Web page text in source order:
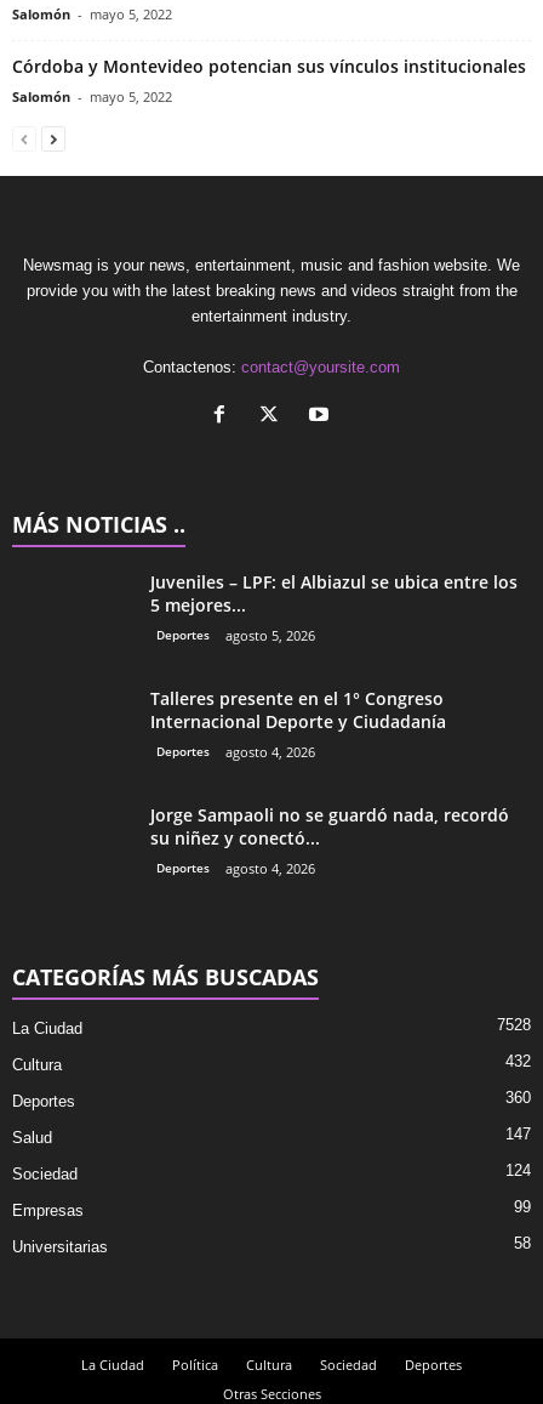
Salomón - mayo 5, 2022
Córdoba y Montevideo potencian sus vínculos institucionales
Salomón - mayo 5, 2022
Newsmag is your news, entertainment, music and fashion website. We
provide you with the latest breaking news and videos straight from the
entertainment industry.
Contactenos: contact@yoursite.com
MÁS NOTICIAS ..
Juveniles – LPF: el Albiazul se ubica entre los
5 mejores...
Deportes agosto 5, 2026
Talleres presente en el 1° Congreso
Internacional Deporte y Ciudadanía
Deportes agosto 4, 2026
Jorge Sampaoli no se guardó nada, recordó
su niñez y conectó...
Deportes agosto 4, 2026
CATEGORÍAS MÁS BUSCADAS
La Ciudad 7528
Cultura 432
Deportes 360
Salud 147
Sociedad 124
Empresas 99
Universitarias 58
La Ciudad Política Cultura Sociedad
Deportes
Otras Secciones